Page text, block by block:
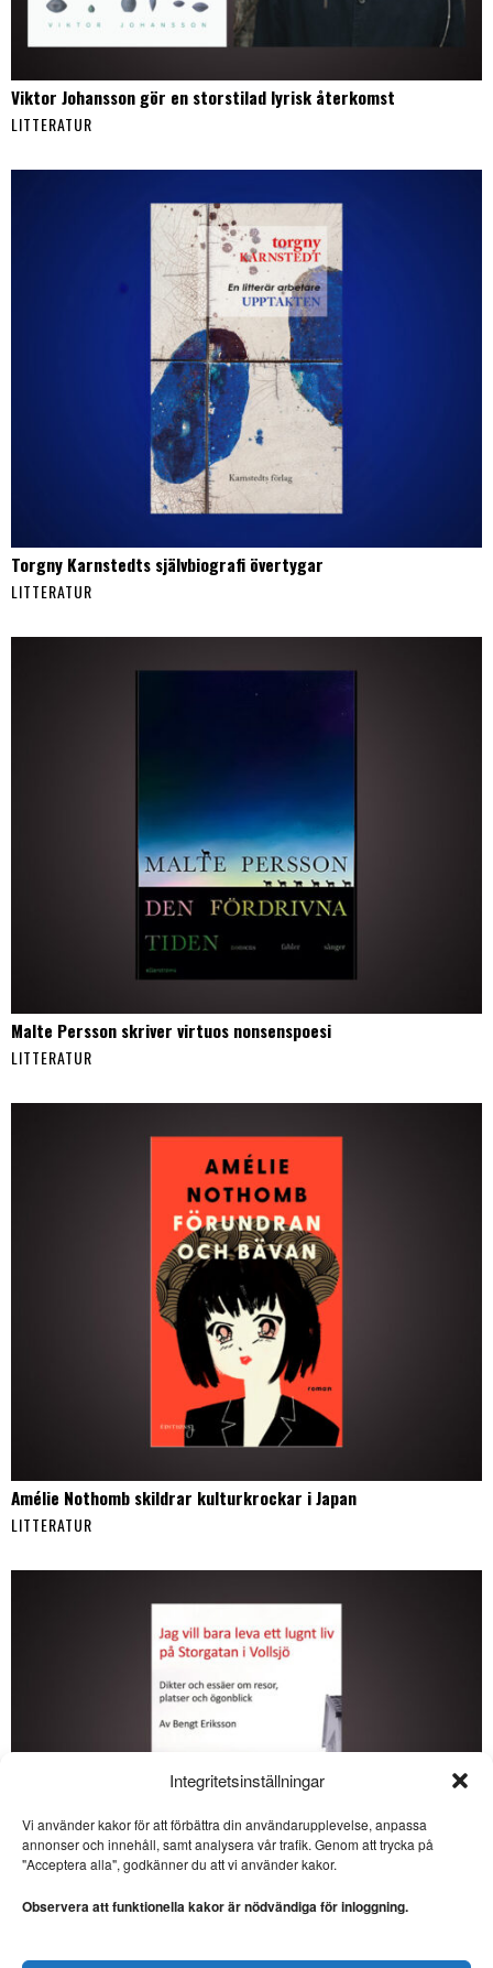
Integritetsinställningar
Vi använder kakor för att förbättra din användarupplevelse, anpassa
annonser och innehåll, samt analysera vår trafik. Genom att trycka på
"Acceptera alla", godkänner du att vi använder kakor.
Observera att funktionella kakor är nödvändiga för inloggning.
Viktor Johansson gör en storstilad lyrisk återkomst
LITTERATUR
Torgny Karnstedts självbiografi övertygar
LITTERATUR
Malte Persson skriver virtuos nonsenspoesi
LITTERATUR
Amélie Nothomb skildrar kulturkrockar i Japan
LITTERATUR
SE ÄVEN
storstilad lyrisk
återkomst